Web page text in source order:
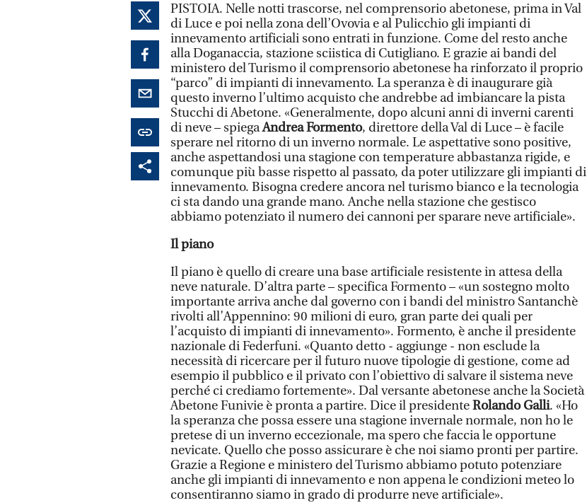
PISTOIA. Nelle notti trascorse, nel comprensorio abetonese, prima in Val
di Luce e poi nella zona dell’Ovovia e al Pulicchio gli impianti di
innevamento artificiali sono entrati in funzione. Come del resto anche
alla Doganaccia, stazione sciistica di Cutigliano. E grazie ai bandi del
ministero del Turismo il comprensorio abetonese ha rinforzato il proprio
“parco” di impianti di innevamento. La speranza è di inaugurare già
questo inverno l’ultimo acquisto che andrebbe ad imbiancare la pista
Stucchi di Abetone. «Generalmente, dopo alcuni anni di inverni carenti
di neve – spiegaAndrea Formento, direttore della Val di Luce – è facile
sperare nel ritorno di un inverno normale. Le aspettative sono positive,
anche aspettandosi una stagione con temperature abbastanza rigide, e
comunque più basse rispetto al passato, da poter utilizzare gli impianti di
innevamento. Bisogna credere ancora nel turismo bianco e la tecnologia
ci sta dando una grande mano. Anche nella stazione che gestisco
abbiamo potenziato il numero dei cannoni per sparare neve artificiale».
Il piano
Il piano è quello di creare una base artificiale resistente in attesa della
neve naturale. D’altra parte – specifica Formento – «un sostegno molto
importante arriva anche dal governo con i bandi del ministro Santanchè
rivolti all’Appennino: 90 milioni di euro, gran parte dei quali per
l’acquisto di impianti di innevamento». Formento, è anche il presidente
nazionale di Federfuni. «Quanto detto - aggiunge - non esclude la
necessità di ricercare per il futuro nuove tipologie di gestione, come ad
esempio il pubblico e il privato con l’obiettivo di salvare il sistema neve
perché ci crediamo fortemente». Dal versante abetonese anche la Società
Abetone Funivie è pronta a partire. Dice il presidenteRolando Galli. «Ho
la speranza che possa essere una stagione invernale normale, non ho le
pretese di un inverno eccezionale, ma spero che faccia le opportune
nevicate. Quello che posso assicurare è che noi siamo pronti per partire.
Grazie a Regione e ministero del Turismo abbiamo potuto potenziare
anche gli impianti di innevamento e non appena le condizioni meteo lo
consentiranno siamo in grado di produrre neve artificiale».